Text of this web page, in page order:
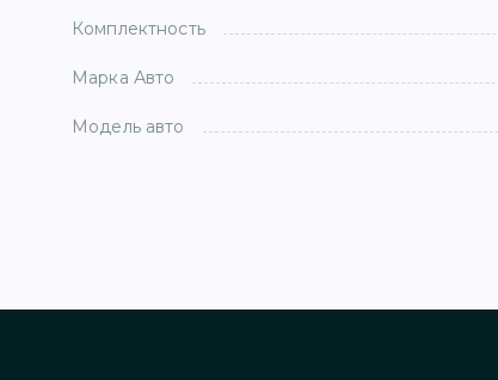
Комплектность
Марка Авто
Модель авто